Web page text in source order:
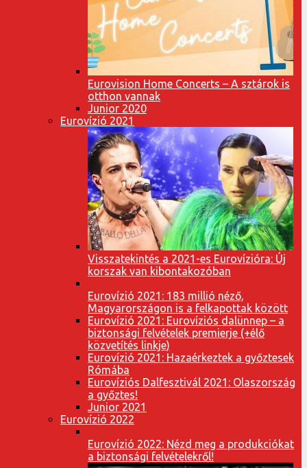
Eurovision Home Concerts – A sztárok is
otthon vannak
Junior 2020
Eurovízió 2021
Visszatekintés a 2021-es Eurovízióra: Új
korszak van kibontakozóban
Eurovízió 2021: 183 millió néző,
Magyarországon is a felkapottak között
Eurovízió 2021: Eurovíziós dalünnep – a
biztonsági felvételek premierje (+élő
közvetítés linkje)
Eurovízió 2021: Hazaérkeztek a győztesek
Rómába
Eurovíziós Dalfesztivál 2021: Olaszország
a győztes!
Junior 2021
Eurovízió 2022
Eurovízió 2022: Nézd meg a produkciókat
a biztonsági felvételekről!